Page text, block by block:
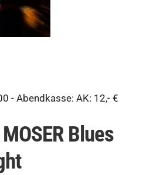
- Abendkasse: AK: 12,- €
Blues